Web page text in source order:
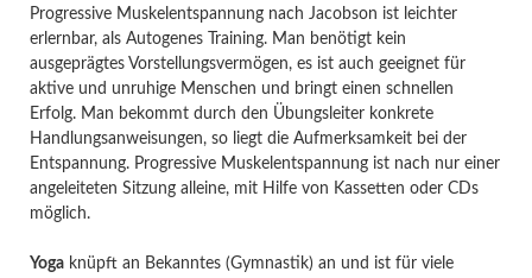
Progressive Muskelentspannung nach Jacobson ist leichter
erlernbar, als Autogenes Training. Man benötigt kein
ausgeprägtes Vorstellungsvermögen, es ist auch geeignet für
aktive und unruhige Menschen und bringt einen schnellen
Erfolg. Man bekommt durch den Übungsleiter konkrete
Handlungsanweisungen, so liegt die Aufmerksamkeit bei der
Entspannung. Progressive Muskelentspannung ist nach nur einer
angeleiteten Sitzung alleine, mit Hilfe von Kassetten oder CDs
möglich.
Yogaknüpft an Bekanntes (Gymnastik) an und ist für viele